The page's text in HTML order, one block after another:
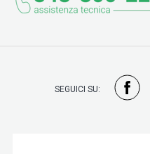
SEGUICI SU: